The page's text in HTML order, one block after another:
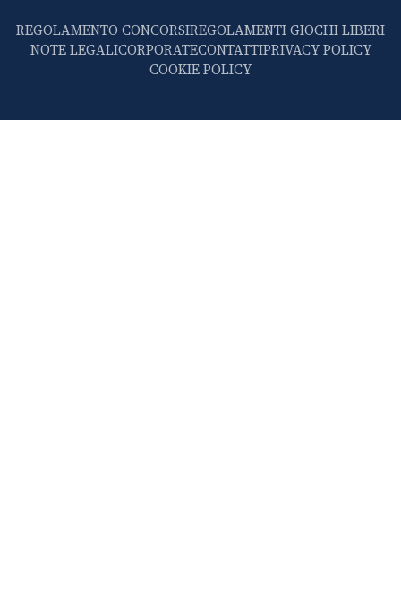
REGOLAMENTO CONCORSIREGOLAMENTI GIOCHI LIBERI
NOTE LEGALICORPORATECONTATTIPRIVACY POLICY
COOKIE POLICY